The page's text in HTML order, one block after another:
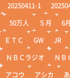
20250411-1
50万人 ５月 6月
ＥＴＣ GW JR
ＮＢＣラジオ ＮＢ
アコウ アシカ